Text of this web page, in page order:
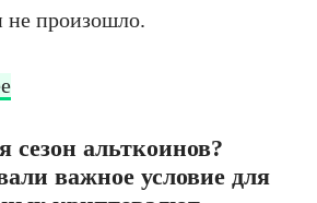
не произошло.
сезон альткоинов?
важное условие для